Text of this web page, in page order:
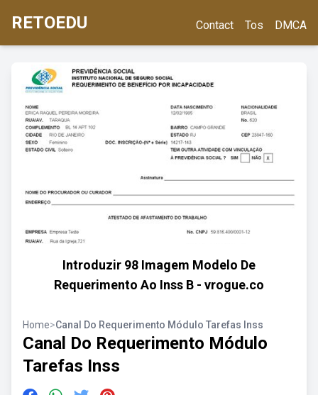
RETOEDU Contact Tos DMCA
Introduzir 98 Imagem Modelo De
Requerimento Ao Inss B - vrogue.co
Home>Canal Do Requerimento Módulo Tarefas Inss
Canal Do Requerimento Módulo
Tarefas Inss